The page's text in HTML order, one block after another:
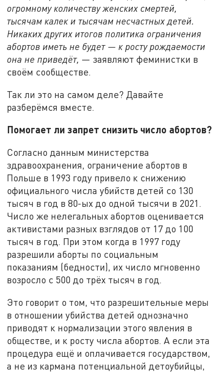
огромному количеству женских смертей,
тысячам калек и тысячам несчастных детей.
Никаких других итогов политика ограничения
абортов иметь не будет — к росту рождаемости
она не приведёт, — заявляют феминистки в
своём сообществе.
Так ли это на самом деле? Давайте
разберёмся вместе.
Помогает ли запрет снизить число абортов?
Согласно данным министерства
здравоохранения, ограничение абортов в
Польше в 1993 году привело к снижению
официального числа убийств детей со 130
тысяч в год в 80-ых до одной тысячи в 2021.
Число же нелегальных абортов оценивается
активистами разных взглядов от 17 до 100
тысяч в год. При этом когда в 1997 году
разрешили аборты по социальным
показаниям (бедности), их число мгновенно
возросло с 500 до трёх тысяч в год.
Это говорит о том, что разрешительные меры
в отношении убийства детей однозначно
приводят к нормализации этого явления в
обществе, и к росту числа абортов. А если эта
процедура ещё и оплачивается государством,
а не из кармана потенциальной детоубийцы,